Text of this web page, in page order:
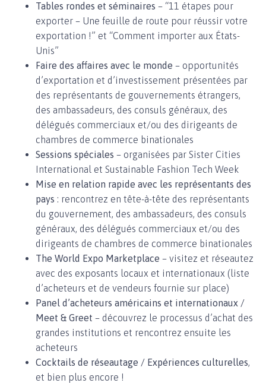
Tables rondes et séminaires – “11 étapes pour
exporter – Une feuille de route pour réussir votre
exportation !” et “Comment importer aux États-
Unis”
Faire des affaires avec le monde – opportunités
d’exportation et d’investissement présentées par
des représentants de gouvernements étrangers,
des ambassadeurs, des consuls généraux, des
délégués commerciaux et/ou des dirigeants de
chambres de commerce binationales
Sessions spéciales – organisées par Sister Cities
International et Sustainable Fashion Tech Week
Mise en relation rapide avec les représentants des
pays : rencontrez en tête-à-tête des représentants
du gouvernement, des ambassadeurs, des consuls
généraux, des délégués commerciaux et/ou des
dirigeants de chambres de commerce binationales
The World Expo Marketplace – visitez et réseautez
avec des exposants locaux et internationaux (liste
d’acheteurs et de vendeurs fournie sur place)
Panel d’acheteurs américains et internationaux /
Meet & Greet – découvrez le processus d’achat des
grandes institutions et rencontrez ensuite les
acheteurs
Cocktails de réseautage / Expériences culturelles,
et bien plus encore !